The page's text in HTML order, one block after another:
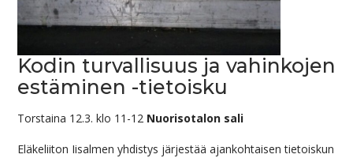
Kodin turvallisuus ja vahinkojen
estäminen -tietoisku
Torstaina 12.3. klo 11-12 Nuorisotalon sali
Eläkeliiton Iisalmen yhdistys järjestää ajankohtaisen tietoiskun